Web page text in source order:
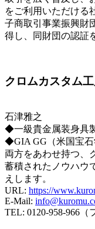
をご利用いただけ
子商取引事業振興財
得し、同財団の認証
クロムカスタム
石津雅之
◆一級貴金属装身具
◆GIA GG（米国宝石
両方をあわせ持つ、
蓄積されたノウハウ
えします。
URL: https://
E-Mail:
TEL: 0120-958-966（